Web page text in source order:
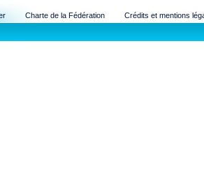
Charte de la Fédération Crédits et mentions